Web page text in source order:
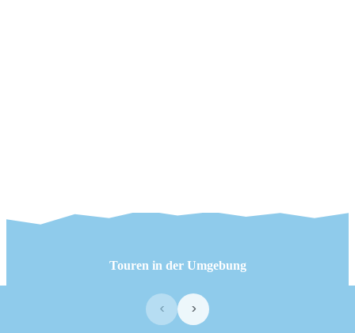
Touren in der Umgebung
‹ ›